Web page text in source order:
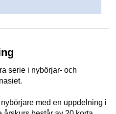
serie i nybörjar- och
med en uppdelning i